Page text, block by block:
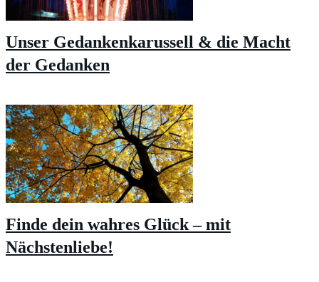
Unser Gedankenkarussell & die Macht
der Gedanken
Finde dein wahres Glück – mit
Nächstenliebe!